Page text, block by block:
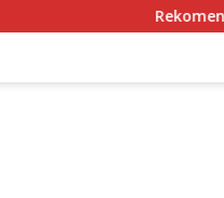
Rekomendasi Laptop